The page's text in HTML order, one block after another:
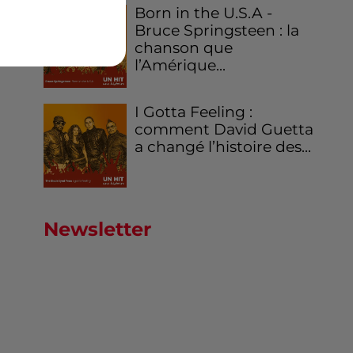
Born in the U.S.A -
Bruce Springsteen : la
chanson que
l’Amérique...
I Gotta Feeling :
comment David Guetta
a changé l’histoire des...
Newsletter